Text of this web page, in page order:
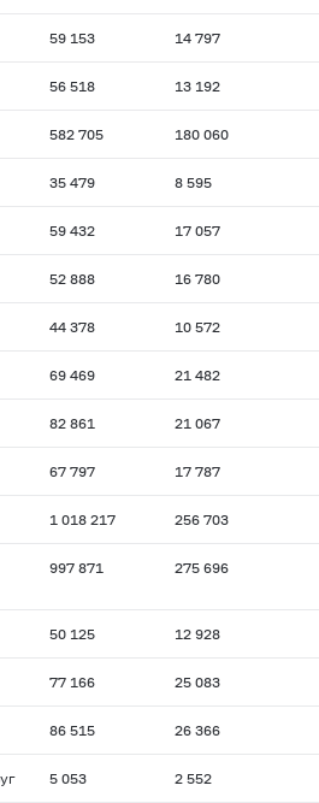
59 153 14 797
56 518 13 192
582 705 180 060
35 479 8 595
59 432 17 057
52 888 16 780
44 378 10 572
69 469 21 482
82 861 21 067
67 797 17 787
1 018 217 256 703
997 871 275 696
50 125 12 928
77 166 25 083
86 515 26 366
5 053 2 552